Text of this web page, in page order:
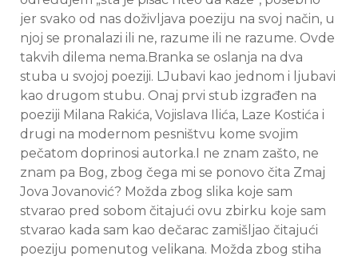
jer svako od nas doživljava poeziju na svoj način, u
njoj se pronalazi ili ne, razume ili ne razume. Ovde
takvih dilema nema.Branka se oslanja na dva
stuba u svojoj poeziji. LJubavi kao jednom i ljubavi
kao drugom stubu. Onaj prvi stub izgrađen na
poeziji Milana Rakića, Vojislava Ilića, Laze Kostića i
drugi na modernom pesništvu kome svojim
pečatom doprinosi autorka.I ne znam zašto, ne
znam pa Bog, zbog čega mi se ponovo čita Zmaj
Jova Jovanović? Možda zbog slika koje sam
stvarao pred sobom čitajući ovu zbirku koje sam
stvarao kada sam kao dečarac zamišljao čitajući
poeziju pomenutog velikana. Možda zbog stiha